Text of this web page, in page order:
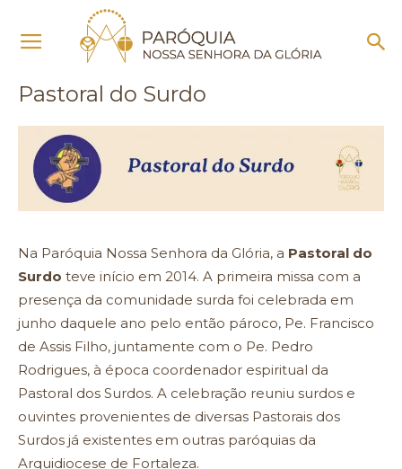
Pastoral do Surdo
Pastoral do Surdo
Na Paróquia Nossa Senhora da Glória, a Pastoral do
Surdo teve início em 2014. A primeira missa com a
presença da comunidade surda foi celebrada em
junho daquele ano pelo então pároco, Pe. Francisco
de Assis Filho, juntamente com o Pe. Pedro
Rodrigues, à época coordenador espiritual da
Pastoral dos Surdos. A celebração reuniu surdos e
ouvintes provenientes de diversas Pastorais dos
Surdos já existentes em outras paróquias da
Arquidiocese de Fortaleza.